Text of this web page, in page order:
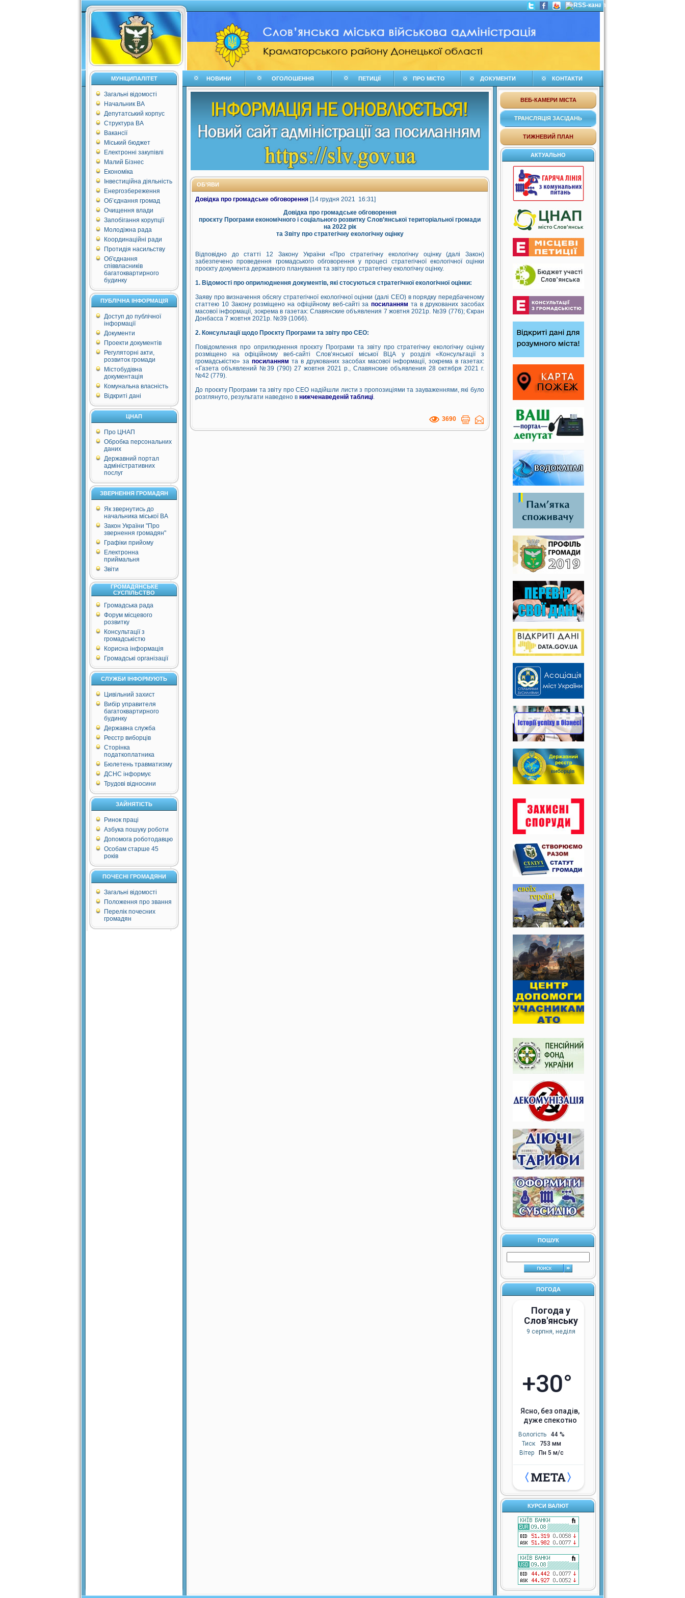
МУНІЦИПАЛІТЕТ
Загальні відомості
Начальник ВА
Депутатський корпус
Структура ВА
Вакансії
Міський бюджет
Електронні закупівлі
Малий Бізнес
Економіка
Інвестиційна діяльність
Енергозбереження
Об’єднання громад
Очищення влади
Запобігання корупції
Молодіжна рада
Координаційні ради
Протидія насильству
Об'єднання
співвласників
багатоквартирного
будинку
ПУБЛІЧНА ІНФОРМАЦІЯ
Доступ до публічної
інформації
Документи
Проекти документів
Регуляторні акти,
розвиток громади
Містобудівна
документація
Комунальна власність
Відкриті дані
ЦНАП
Про ЦНАП
Обробка персональних
даних
Державний портал
адміністративних
послуг
ЗВЕРНЕННЯ ГРОМАДЯН
Як звернутись до
начальника міської ВА
Закон України "Про
звернення громадян"
Графіки прийому
Електронна
приймальня
Звіти
ГРОМАДЯНСЬКЕ
СУСПІЛЬСТВО
Громадська рада
Форум місцевого
розвитку
Консультації з
громадськістю
Корисна інформація
Громадські організації
СЛУЖБИ ІНФОРМУЮТЬ
Цивільний захист
Вибір управителя
багатоквартирного
будинку
Державна служба
Реєстр виборців
Сторінка
податкоплатника
Бюлетень травматизму
ДСНС інформує
Трудові відносини
ЗАЙНЯТІСТЬ
Ринок праці
Азбука пошуку роботи
Допомога роботодавцю
Особам старше 45
років
ПОЧЕСНІ ГРОМАДЯНИ
Загальні відомості
Положення про звання
Перелік почесних
громадян
НОВИНИ ОГОЛОШЕННЯ ПЕТИЦІЇ ПРО МІСТО ДОКУМЕНТИ КОНТАКТИ
ОБ’ЯВИ
Довідка про громадське обговорення [14 грудня 2021 16:31]
Довідка про громадське обговорення
проєкту Програми економічного і соціального розвитку Слов’янської територіальної громади
на 2022 рік
та Звіту про стратегічну екологічну оцінку
Відповідно до статті 12 Закону України «Про стратегічну екологічну оцінку (далі Закон)
забезпечено проведення громадського обговорення у процесі стратегічної екологічної оцінки
проєкту документа державного планування та звіту про стратегічну екологічну оцінку.
1. Відомості про оприлюднення документів, які стосуються стратегічної екологічної оцінки:
Заяву про визначення обсягу стратегічної екологічної оцінки (далі СЕО) в порядку передбаченому
статтею 10 Закону розміщено на офіційному веб-сайті за посиланням та в друкованих засобах
масової інформації, зокрема в газетах: Славянские объявления 7 жовтня 2021р. №39 (776); Єкран
Донбасса 7 жовтня 2021р. №39 (1066).
2. Консультації щодо Проєкту Програми та звіту про СЕО:
Повідомлення про оприлюднення проєкту Програми та звіту про стратегічну екологічну оцінку
розміщено на офіційному веб-сайті Слов’янської міської ВЦА у розділі «Консультації з
громадськістю» за посиланням та в друкованих засобах масової інформації, зокрема в газетах:
«Газета объявлений №39 (790) 27 жовтня 2021 р., Славянские объявления 28 октября 2021 г.
№42 (779).
До проєкту Програми та звіту про СЕО надійшли листи з пропозиціями та зауваженнями, які було
розглянуто, результати наведено в нижченаведеній таблиці.
3690
ВЕБ-КАМЕРИ МІСТА
ТРАНСЛЯЦІЯ ЗАСІДАНЬ
ТИЖНЕВИЙ ПЛАН
АКТУАЛЬНО
ПОШУК
ПОГОДА
Погода у
Слов'янську
9 серпня, неділя
+30°
Вологість
44 %
Тиск
753 мм
Вітер
Пн 5 м/с
ясно, без опадів,
дуже спекотно
КУРСИ ВАЛЮТ